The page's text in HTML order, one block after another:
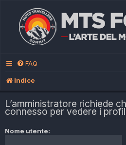
FAQ
Indice
L’amministratore richiede
connesso per vedere i
Nome utente: